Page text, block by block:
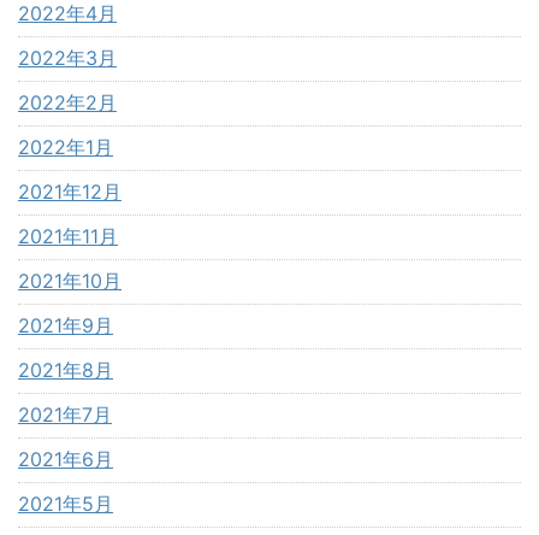
2022年4月
2022年3月
2022年2月
2022年1月
2021年12月
2021年11月
2021年10月
2021年9月
2021年8月
2021年7月
2021年6月
2021年5月